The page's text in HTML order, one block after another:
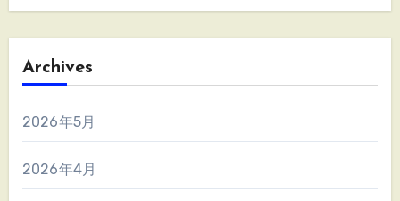
Archives
2026年5月
2026年4月